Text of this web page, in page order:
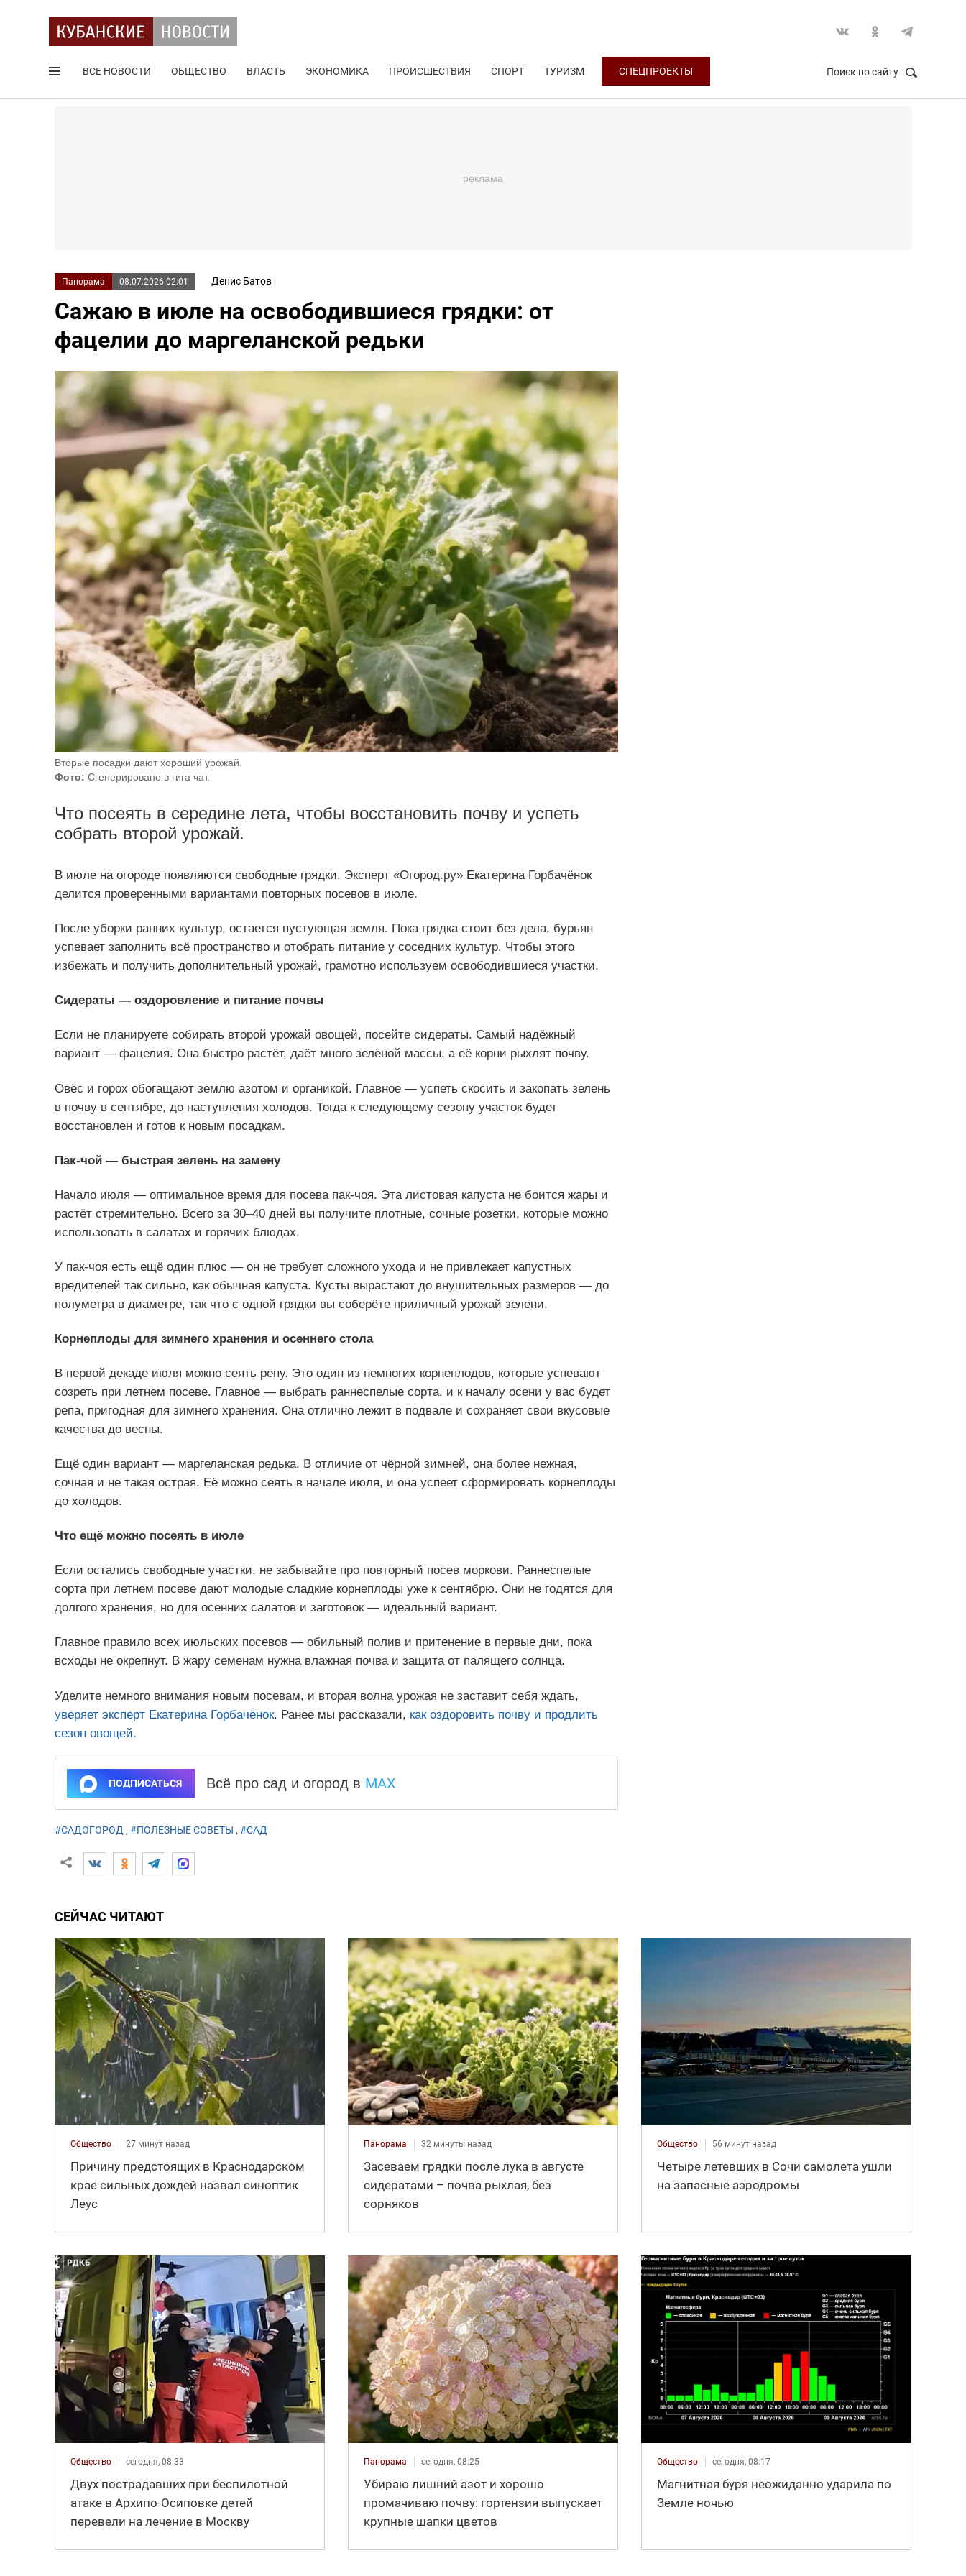
ВСЕ НОВОСТИ ОБЩЕСТВО ВЛАСТЬ ЭКОНОМИКА ПРОИСШЕСТВИЯ СПОРТ ТУРИЗМ СПЕЦПРОЕКТЫ Поиск по сайту
Панорама 08.07.2026 02:01 Денис Батов
Сажаю в июле на освободившиеся грядки: от
фацелии до маргеланской редьки
Вторые посадки дают хороший урожай.
Фото: Сгенерировано в гига чат.
Что посеять в середине лета, чтобы восстановить почву и успеть
собрать второй урожай.
В июле на огороде появляются свободные грядки. Эксперт «Огород.ру» Екатерина Горбачёнок
делится проверенными вариантами повторных посевов в июле.
После уборки ранних культур, остается пустующая земля. Пока грядка стоит без дела, бурьян
успевает заполнить всё пространство и отобрать питание у соседних культур. Чтобы этого
избежать и получить дополнительный урожай, грамотно используем освободившиеся участки.
Сидераты — оздоровление и питание почвы
Если не планируете собирать второй урожай овощей, посейте сидераты. Самый надёжный
вариант — фацелия. Она быстро растёт, даёт много зелёной массы, а её корни рыхлят почву.
Овёс и горох обогащают землю азотом и органикой. Главное — успеть скосить и закопать зелень
в почву в сентябре, до наступления холодов. Тогда к следующему сезону участок будет
восстановлен и готов к новым посадкам.
Пак-чой — быстрая зелень на замену
Начало июля — оптимальное время для посева пак-чоя. Эта листовая капуста не боится жары и
растёт стремительно. Всего за 30–40 дней вы получите плотные, сочные розетки, которые можно
использовать в салатах и горячих блюдах.
У пак-чоя есть ещё один плюс — он не требует сложного ухода и не привлекает капустных
вредителей так сильно, как обычная капуста. Кусты вырастают до внушительных размеров — до
полуметра в диаметре, так что с одной грядки вы соберёте приличный урожай зелени.
Корнеплоды для зимнего хранения и осеннего стола
В первой декаде июля можно сеять репу. Это один из немногих корнеплодов, которые успевают
созреть при летнем посеве. Главное — выбрать раннеспелые сорта, и к началу осени у вас будет
репа, пригодная для зимнего хранения. Она отлично лежит в подвале и сохраняет свои вкусовые
качества до весны.
Ещё один вариант — маргеланская редька. В отличие от чёрной зимней, она более нежная,
сочная и не такая острая. Её можно сеять в начале июля, и она успеет сформировать корнеплоды
до холодов.
Что ещё можно посеять в июле
Если остались свободные участки, не забывайте про повторный посев моркови. Раннеспелые
сорта при летнем посеве дают молодые сладкие корнеплоды уже к сентябрю. Они не годятся для
долгого хранения, но для осенних салатов и заготовок — идеальный вариант.
Главное правило всех июльских посевов — обильный полив и притенение в первые дни, пока
всходы не окрепнут. В жару семенам нужна влажная почва и защита от палящего солнца.
Уделите немного внимания новым посевам, и вторая волна урожая не заставит себя ждать,
уверяет эксперт Екатерина Горбачёнок. Ранее мы рассказали, как оздоровить почву и продлить
сезон овощей.
ПОДПИСАТЬСЯ Всё про сад и огород в MAX
#САДОГОРОД , #ПОЛЕЗНЫЕ СОВЕТЫ , #САД
СЕЙЧАС ЧИТАЮТ
Общество 27 минут назад
Причину предстоящих в Краснодарском
крае сильных дождей назвал синоптик
Леус
Панорама 32 минуты назад
Засеваем грядки после лука в августе
сидератами – почва рыхлая, без
сорняков
Общество 56 минут назад
Четыре летевших в Сочи самолета ушли
на запасные аэродромы
Общество сегодня, 08:33
Двух пострадавших при беспилотной
атаке в Архипо-Осиповке детей
перевели на лечение в Москву
Панорама сегодня, 08:25
Убираю лишний азот и хорошо
промачиваю почву: гортензия выпускает
крупные шапки цветов
Общество сегодня, 08:17
Магнитная буря неожиданно ударила по
Земле ночью